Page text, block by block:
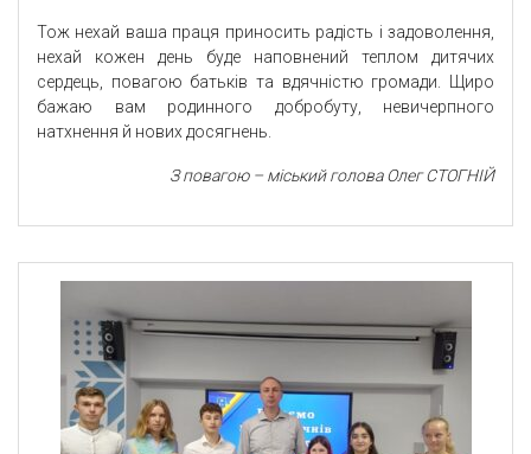
Тож нехай ваша праця приносить радість і задоволення,
нехай кожен день буде наповнений теплом дитячих
сердець, повагою батьків та вдячністю громади. Щиро
бажаю вам родинного добробуту, невичерпного
натхнення й нових досягнень.
З повагою – міський голова Олег СТОГНІЙ